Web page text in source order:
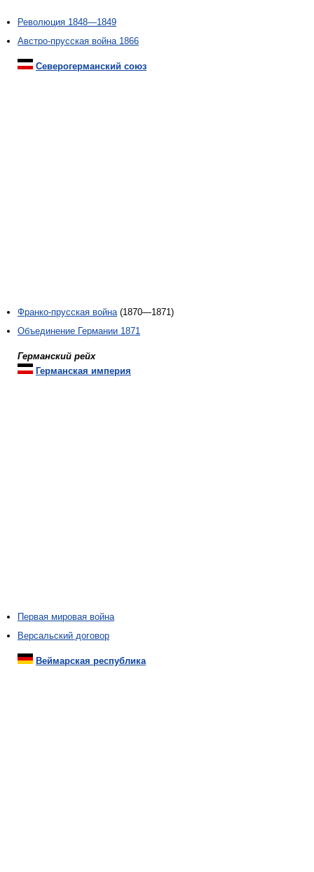
Революция 1848—1849
Австро-прусская война 1866
Северогерманский союз
Франко-прусская война(1870—1871)
Объединение Германии 1871
Германский рейх
Германская империя
Первая мировая война
Версальский договор
Веймарская республика